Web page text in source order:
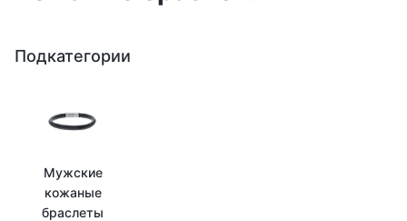
Подкатегории
Мужские
кожаные
браслеты